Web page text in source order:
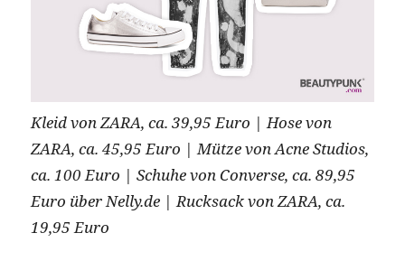
Kleid von ZARA, ca. 39,95 Euro | Hose von
ZARA, ca. 45,95 Euro | Mütze von Acne Studios,
ca. 100 Euro | Schuhe von Converse, ca. 89,95
Euro über Nelly.de | Rucksack von ZARA, ca.
19,95 Euro